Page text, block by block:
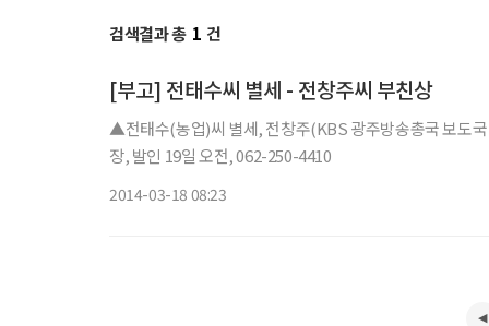
검색결과 총 1 건
[부고] 전태수씨 별세 - 전창주씨 부친상
▲전태수(농업)씨 별세, 전창주(KBS 광주방송총국 보도
장, 발인 19일 오전, 062-250-4410
2014-03-18 08:23